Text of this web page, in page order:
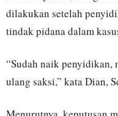
dilakukan setelah
tindak pidana dalam
“Sudah naik penyidikan,
ulang saksi,” kata Dian,